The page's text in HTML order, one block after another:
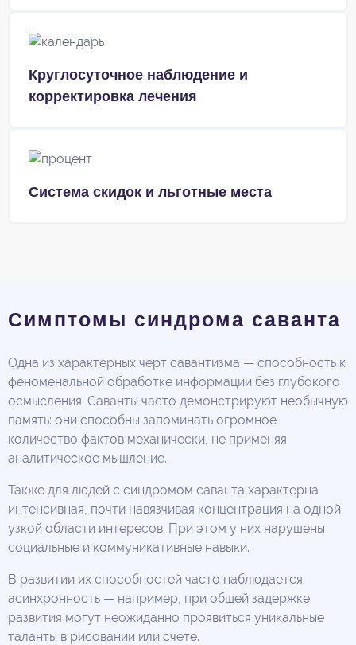
Круглосуточное наблюдение и
корректировка лечения
Система скидок и льготные места
Симптомы синдрома саванта
Одна из характерных черт савантизма — способность к
феноменальной обработке информации без глубокого
осмысления. Саванты часто демонстрируют необычную
память: они способны запоминать огромное
количество фактов механически, не применяя
аналитическое мышление.
Также для людей с синдромом саванта характерна
интенсивная, почти навязчивая концентрация на одной
узкой области интересов. При этом у них нарушены
социальные и коммуникативные навыки.
В развитии их способностей часто наблюдается
асинхронность — например, при общей задержке
развития могут неожиданно проявиться уникальные
таланты в рисовании или счете.